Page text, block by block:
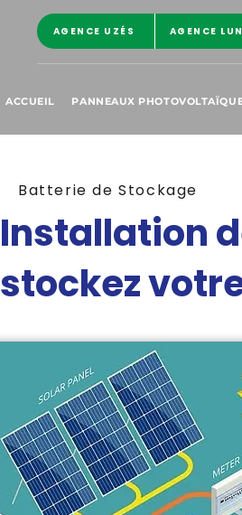
AGENCE UZÉS AGENCE
ACCUEIL PANNEAUX
Batterie de Stockage
Installation
stockez